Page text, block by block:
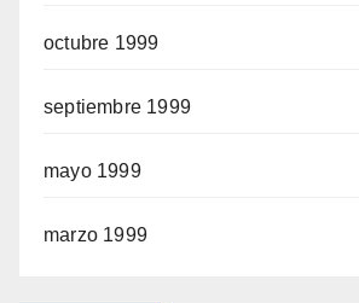
octubre 1999
septiembre 1999
mayo 1999
marzo 1999